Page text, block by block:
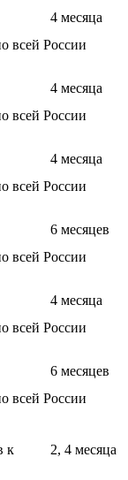
4 месяца
всей России
4 месяца
всей России
4 месяца
всей России
6 месяцев
всей России
4 месяца
всей России
6 месяцев
всей России
к
2, 4 месяца